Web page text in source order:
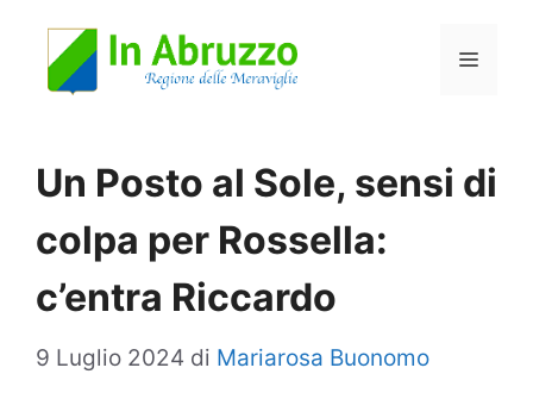
Menu
Un Posto al Sole, sensi di
colpa per Rossella:
c’entra Riccardo
9 Luglio 2024 di Mariarosa Buonomo